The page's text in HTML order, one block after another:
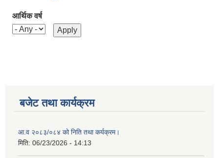
आर्थिक वर्ष
बजेट तथा कार्यक्रम
आ.व २०८३/०८४ को निति तथा कर्यक्रम।
मिति: 06/23/2026 - 14:13